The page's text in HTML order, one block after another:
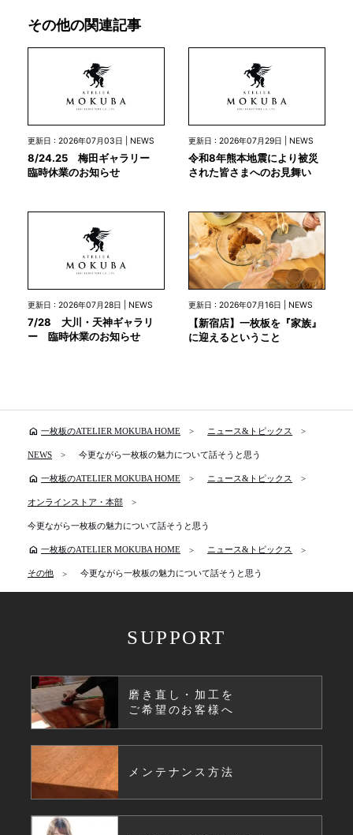
その他の関連記事
更新日 : 2026年07月03日 | NEWS
8/24.25 梅田ギャラリー
臨時休業のお知らせ
更新日 : 2026年07月29日 | NEWS
令和8年熊本地震により被災
された皆さまへのお見舞い
更新日 : 2026年07月28日 | NEWS
7/28 大川・天神ギャラリ
ー 臨時休業のお知らせ
更新日 : 2026年07月16日 | NEWS
【新宿店】一枚板を『家族』
に迎えるということ
home 一枚板のATELIER MOKUBA HOME ニュース&トピックス
NEWS 今更ながら一枚板の魅力について話そうと思う
home 一枚板のATELIER MOKUBA HOME ニュース&トピックス
オンラインストア・本部
今更ながら一枚板の魅力について話そうと思う
home 一枚板のATELIER MOKUBA HOME ニュース&トピックス
その他 今更ながら一枚板の魅力について話そうと思う
SUPPORT
磨き直し・加工を
ご希望のお客様へ
メンテナンス方法